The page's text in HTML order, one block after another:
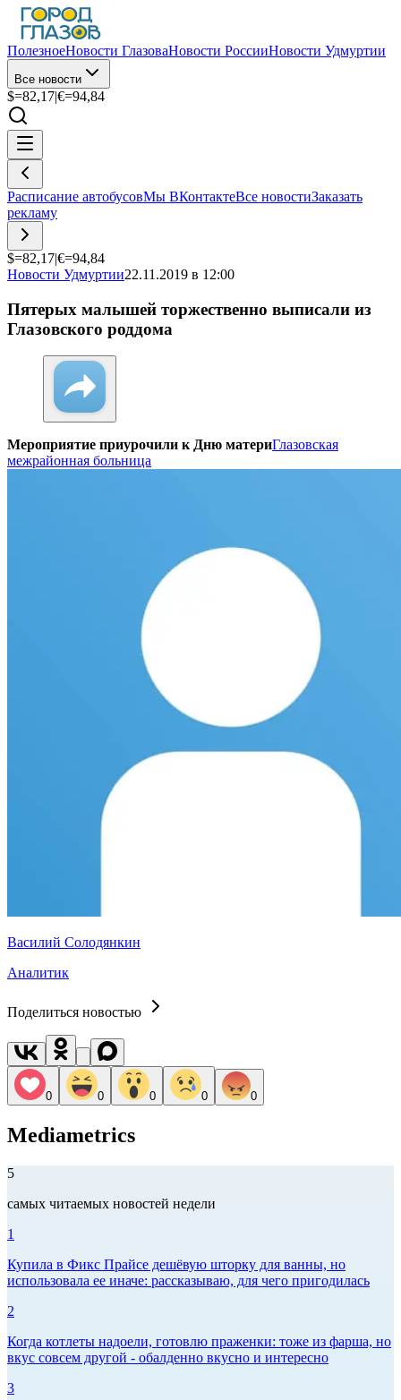
ПолезноеНовости ГлазоваНовости РоссииНовости Удмуртии
Все новости
$=82,17|€=94,84
Расписание автобусовМы ВКонтактеВсе новостиЗаказать
рекламу
$=82,17|€=94,84
Новости Удмуртии22.11.2019 в 12:00
Пятерых малышей торжественно выписали из
Глазовского роддома
Мероприятие приурочили к Дню материГлазовская
межрайонная больница
Василий Солодянкин
Аналитик
Поделиться новостью
0 0 0 0 0
Mediametrics
5
самых читаемых новостей недели
1
Купила в Фикс Прайсе дешёвую шторку для ванны, но
использовала ее иначе: рассказываю, для чего пригодилась
2
Когда котлеты надоели, готовлю праженки: тоже из фарша, но
вкус совсем другой - обалденно вкусно и интересно
3